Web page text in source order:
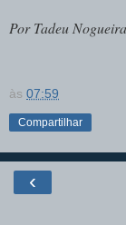
Por Tadeu Nogueira
às 07:59
Compartilhar
‹